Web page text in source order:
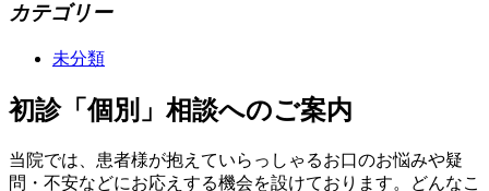
カテゴリー
未分類
初診「個別」相談へのご案内
当院では、患者様が抱えていらっしゃるお口のお悩みや疑
問・不安などにお応えする機会を設けております。どんなこ